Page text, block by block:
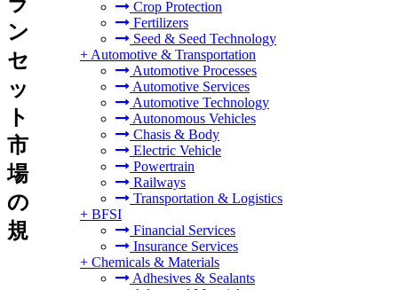
Crop Protection
Fertilizers
Seed & Seed Technology
+ Automotive & Transportation
Automotive Processes
Automotive Services
Automotive Technology
Autonomous Vehicles
Chasis & Body
Electric Vehicle
Powertrain
Railways
Transportation & Logistics
+ BFSI
Financial Services
Insurance Services
+ Chemicals & Materials
Adhesives & Sealants
ン
セ
ッ
ト
市
場
の
規